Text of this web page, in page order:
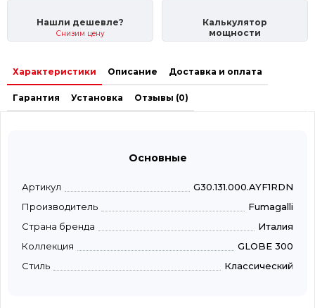
Нашли дешевле?
Снизим цену
Калькулятор
мощности
Характеристики Описание Доставка и оплата
Гарантия Установка Отзывы (0)
Основные
Артикул
G30.131.000.AYF1RDN
Производитель
Fumagalli
Страна бренда
Италия
Коллекция
GLOBE 300
Стиль
Классический